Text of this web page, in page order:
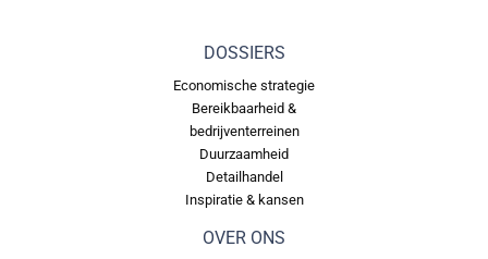
DOSSIERS
Economische strategie
Bereikbaarheid &
bedrijventerreinen
Duurzaamheid
Detailhandel
Inspiratie & kansen
OVER ONS